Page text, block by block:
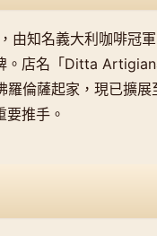
知名義大利咖啡冠
。店名「Ditta
倫薩起家，現已擴展
推手。